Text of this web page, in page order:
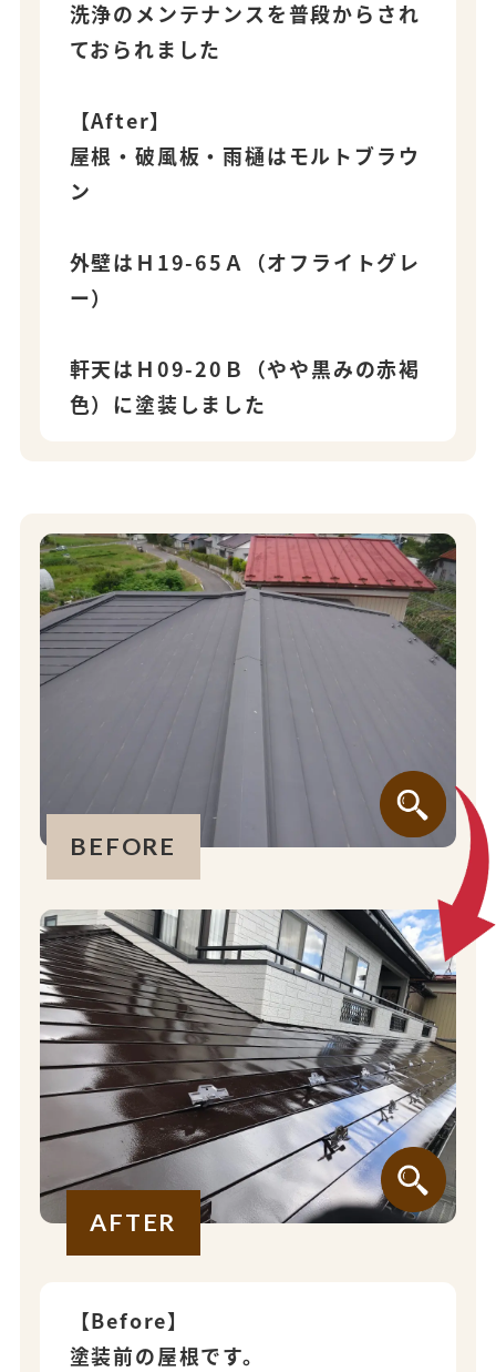
洗浄のメンテナンスを普段からされ
ておられました
【After】
屋根・破風板・雨樋はモルトブラウ
ン
外壁はＨ19-65Ａ（オフライトグレ
ー）
軒天はＨ09-20Ｂ（やや黒みの赤褐
色）に塗装しました
BEFORE
AFTER
【Before】
塗装前の屋根です。